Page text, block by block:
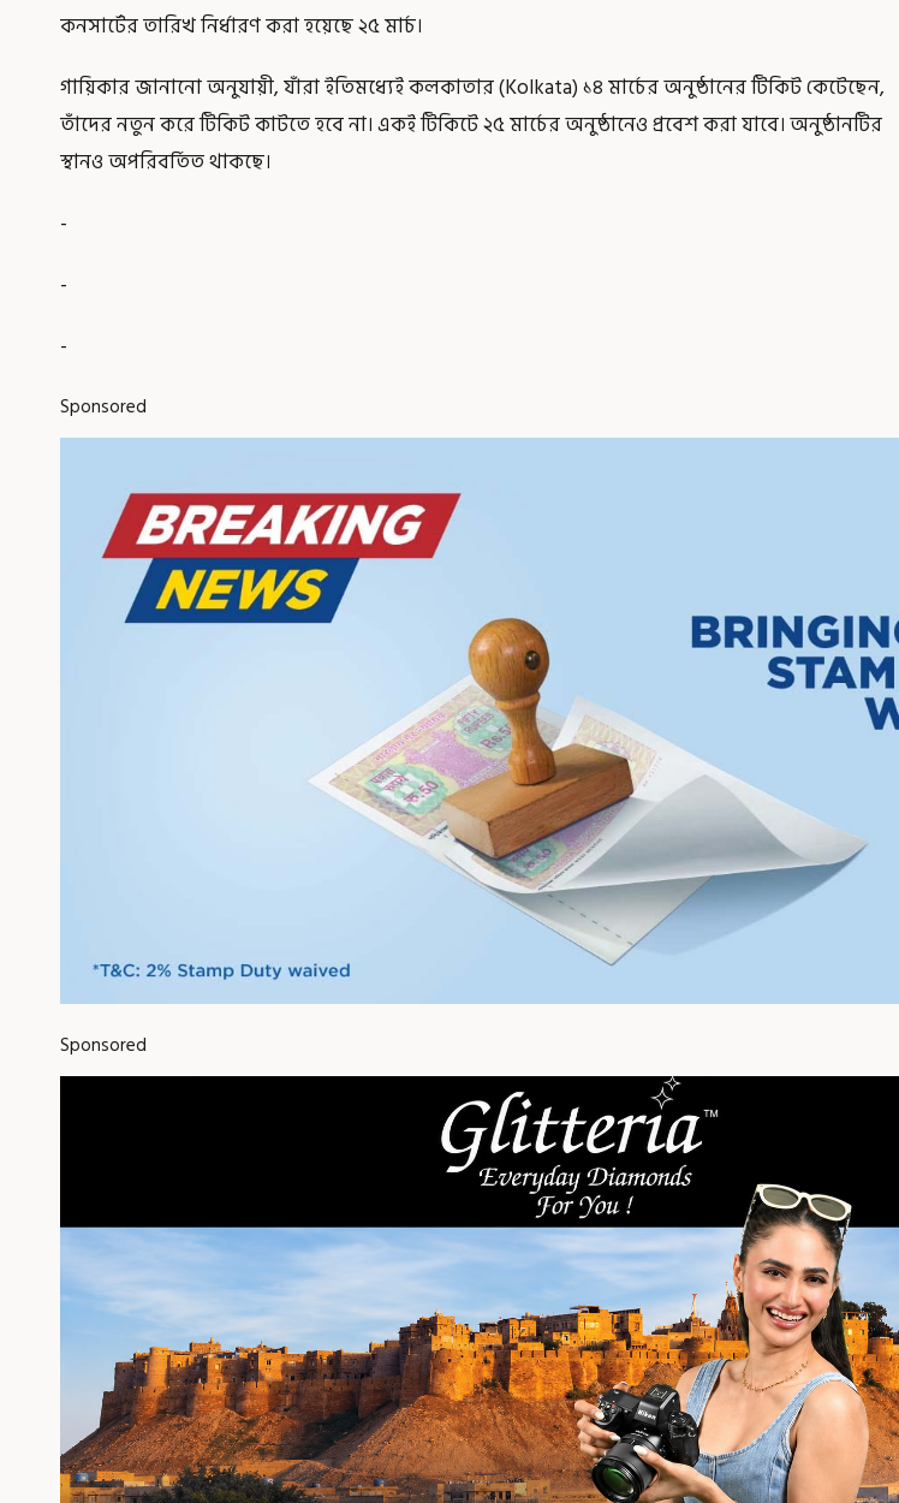
কনসার্টের তারিখ নির্ধারণ করা হয়েছে ২৫ মার্চ।
গায়িকার জানানো অনুযায়ী, যাঁরা ইতিমধ্যেই কলকাতার (Kolkata) ১৪ মার্চের অনুষ্ঠানের টিকিট কেটেছেন,
তাঁদের নতুন করে টিকিট কাটতে হবে না। একই টিকিটে ২৫ মার্চের অনুষ্ঠানেও প্রবেশ করা যাবে। অনুষ্ঠানটির
স্থানও অপরিবর্তিত থাকছে।
-
-
-
Sponsored
Sponsored